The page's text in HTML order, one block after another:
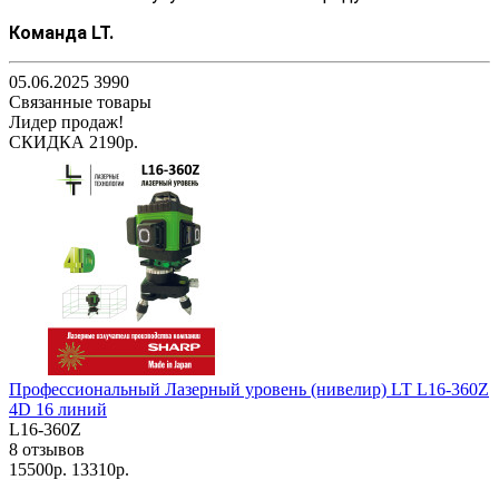
Команда LT.
05.06.2025 3990
Связанные товары
Лидер продаж!
СКИДКА 2190р.
Профессиональный Лазерный уровень (нивелир) LT L16-360Z
4D 16 линий
L16-360Z
8 отзывов
15500р. 13310р.